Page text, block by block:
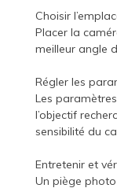
Choisir
Placer la
meilleur angle
Régler les
Les
l’objectif
sensibilité du
Entretenir et
Un piège